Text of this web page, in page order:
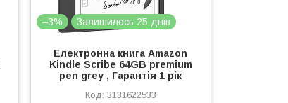
–3% Залишилось 25 днів
Електронна книга Amazon
Kindle Scribe 64GB premium
pen grey , Гарантія 1 рік
3131622533